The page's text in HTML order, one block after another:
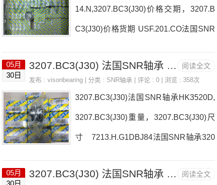
14.N,3207.BC3(J30)价格交期，3207.B
C3(J30)价格货期 USF.201.CO法国SNR
阅读全文
05月
30日
3207.BC3(J30) 法国SNR轴承 UC.213-40.G2
发布 :visonbearing | 分类 : SNR轴承 | 评论 : 0 | 浏览 : 358次
3207.BC3(J30)法国SNR轴承HK3520D,
3207.BC3(J30)重量，3207.BC3(J30)尺
寸 7213.H.G1DBJ84法国SNR轴承320
国SNR轴承3207.BC3(J30)价格4T-LM11
阅读全文
05月
30日
3207.BC3(J30) 法国SNR轴承 4T-JH307749/JH30#02